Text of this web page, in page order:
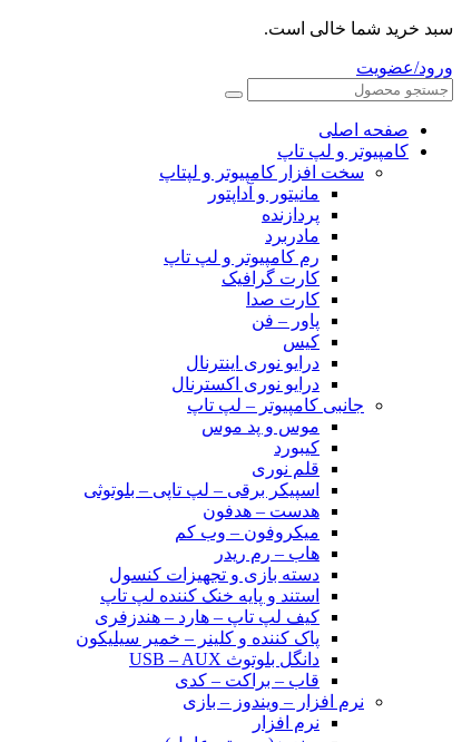
سبد خرید شما خالی است.
ورود/عضویت
صفحه اصلی
کامپیوتر و‌‌‌‌‌ لپ تاپ
سخت افزار کامپیوتر و لپتاپ
مانیتور و آداپتور
پردازنده
مادربرد
رم کامپیوتر و لپ تاپ
کارت گرافیک
کارت صدا
پاور – فن
کیس
درایو نوری اینترنال
درایو نوری اکسترنال
جانبی کامپیوتر – لپ تاپ
موس و پد موس
کیبورد
قلم نوری
اسپیکر برقی – لپ تاپی – بلوتوثی
هدست – هدفون
میکروفون – وب کم
هاب – رم ریدر
دسته بازی و تجهیزات کنسول
استند و پایه خنک کننده لپ تاپ
کیف لپ تاپ – هارد – هندزفری
پاک کننده و کلینر – خمیر سیلیکون
دانگل بلوتوث USB – AUX
قاب – براکت – کدی
نرم افزار – ویندوز – بازی
نرم افزار